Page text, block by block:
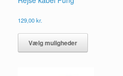
129,00kr.
Vælg muligheder
har